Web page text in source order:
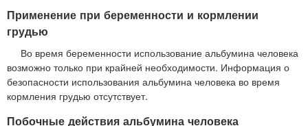
Применение при беременности и кормлении
грудью
Во время беременности использование альбумина человека
возможно только при крайней необходимости. Информация о
безопасности использования альбумина человека во время
кормления грудью отсутствует.
Побочные действия альбумина человека